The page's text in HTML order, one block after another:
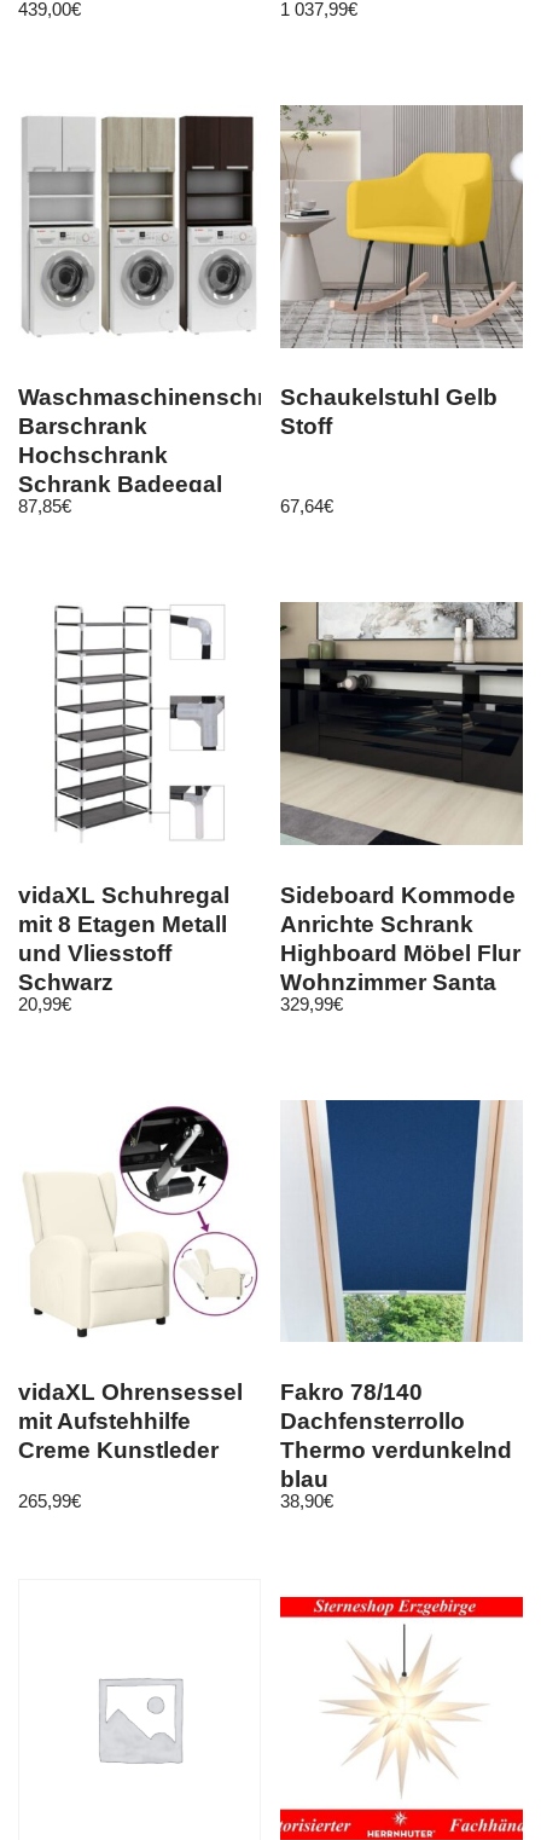
Kindersportgerät
439,00€ Grau/ Schwarz
1 037,99€
Waschmaschinenschrank
Barschrank
Hochschrank
Schrank Badeegal
Überbau mix
87,85€
Schaukelstuhl Gelb
Stoff
67,64€
vidaXL Schuhregal
mit 8 Etagen Metall
und Vliesstoff
Schwarz
20,99€
Sideboard Kommode
Anrichte Schrank
Highboard Möbel Flur
Wohnzimmer Santa
Fé 200cm
329,99€
vidaXL Ohrensessel
mit Aufstehhilfe
Creme Kunstleder
265,99€
Fakro 78/140
Dachfensterrollo
Thermo verdunkelnd
blau
38,90€